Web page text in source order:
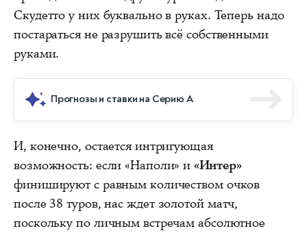
Скудетто у них буквально в руках. Теперь надо
постараться не разрушить всё собственными
руками.
Прогнозы и ставки на Серию А
И, конечно, остается интригующая
возможность: если «Наполи» и«Интер»
финишируют с равным количеством очков
после 38 туров, нас ждет золотой матч,
поскольку по личным встречам абсолютное